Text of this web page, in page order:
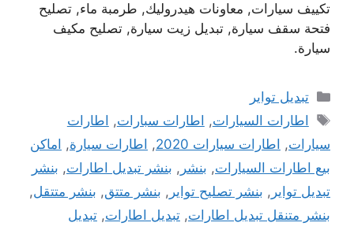
تكييف سيارات, معاونات هيدروليك, طرمبة ماء, تصليح
فتحة سقف سيارة, تبديل زيت سيارة, تصليح مكيف
سيارة.
التصنيفات
تبديل تواير
الوسوم
اطارات السيارات, اطارات سبارات, اطارات
سيارات, اطارات سيارات 2020 , اطارات سيارة, اماكن
بيع اطارات السيارات, بنشر , بنشر تبديل اطارات, بنشر
تبديل تواير , بنشر تصليح تواير , بنشر متتق, بنشر متتقل,
بنشر متنقل تبديل اطارات, تبديل اطارات, تبديل